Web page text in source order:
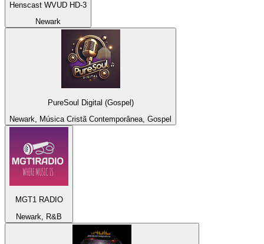
Henscast WVUD HD-3
Newark
PureSoul Digital (Gospel)
Newark, Música Cristã Contemporânea, Gospel
MGT1 RADIO
Newark, R&B